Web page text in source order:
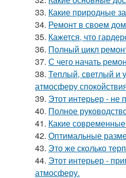
33. Какие природные
34. Ремонт в своем
35. Кажется, что
36. Полный цикл
37. С чего начать
38. Теплый, светлый и
атмосферу
39. Этот интерьер - не
40. Полное
41. Какие
42. Оптимальные
43. Это же сколько
44. Этот интерьер -
атмосферу.